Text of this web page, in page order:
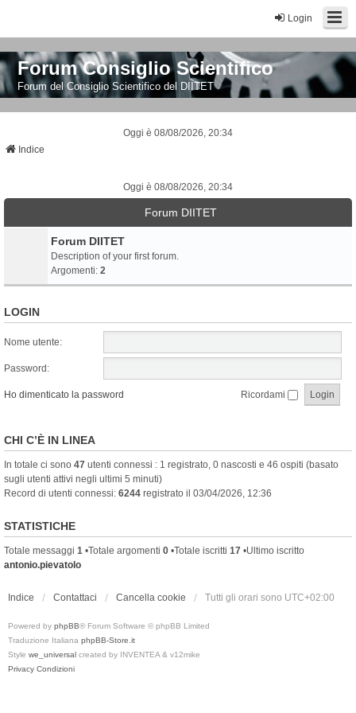
Login
Forum Consiglio Scientifico
Forum del Consiglio Scientifico del DIITET
Oggi è 08/08/2026, 20:34
Indice
Oggi è 08/08/2026, 20:34
Forum DIITET
Forum DIITET
Description of your first forum.
Argomenti: 2
LOGIN
Nome utente:
Password:
Ho dimenticato la password Ricordami
CHI C’È IN LINEA
In totale ci sono 47 utenti connessi : 1 registrato, 0 nascosti e 46 ospiti (basato
sugli utenti attivi negli ultimi 5 minuti)
Record di utenti connessi: 6244 registrato il 03/04/2026, 12:36
STATISTICHE
Totale messaggi 1 •Totale argomenti 0 •Totale iscritti 17 •Ultimo iscritto
antonio.pievatolo
Indice Contattaci Cancella cookie Tutti gli orari sono UTC+02:00
Powered by phpBB® Forum Software © phpBB Limited
Traduzione Italiana phpBB-Store.it
Style we_universal created by INVENTEA & v12mike
Privacy Condizioni